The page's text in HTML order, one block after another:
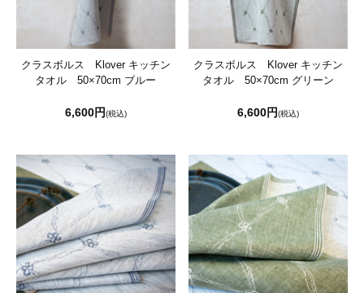
クラスボルス Klover キッチン
タオル 50×70cm ブルー
6,600円(税込)
クラスボルス Klover キッチン
タオル 50×70cm グリーン
6,600円(税込)